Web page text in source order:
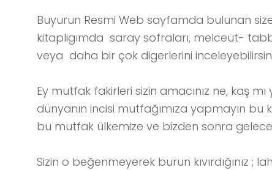
Buyurun Resmi Web sayfamda bulunan
kitapligımda saray sofraları, melceut-
veya daha bir çok digerlerini
Ey mutfak fakirleri sizin amacınız ne, kaş
dünyanın incisi mutfağımıza yapmayın bu
bu mutfak ülkemize ve bizden sonra
Sizin o beğenmeyerek burun kıvırdığınız ;